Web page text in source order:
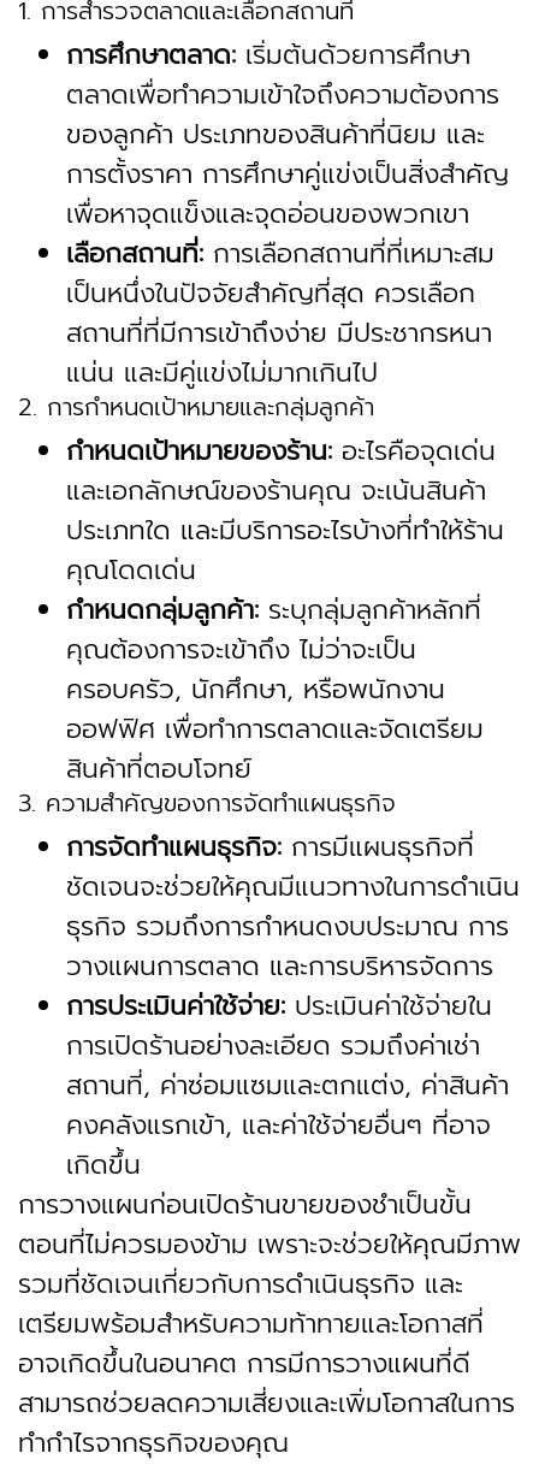
1. การสำรวจตลาดและเลือกสถานที่
การศึกษาตลาด: เริ่มต้นด้วยการศึกษา
ตลาดเพื่อทำความเข้าใจถึงความต้องการ
ของลูกค้า ประเภทของสินค้าที่นิยม และ
การตั้งราคา การศึกษาคู่แข่งเป็นสิ่งสำคัญ
เพื่อหาจุดแข็งและจุดอ่อนของพวกเขา
เลือกสถานที่: การเลือกสถานที่ที่เหมาะสม
เป็นหนึ่งในปัจจัยสำคัญที่สุด ควรเลือก
สถานที่ที่มีการเข้าถึงง่าย มีประชากรหนา
แน่น และมีคู่แข่งไม่มากเกินไป
2. การกำหนดเป้าหมายและกลุ่มลูกค้า
กำหนดเป้าหมายของร้าน: อะไรคือจุดเด่น
และเอกลักษณ์ของร้านคุณ จะเน้นสินค้า
ประเภทใด และมีบริการอะไรบ้างที่ทำให้ร้าน
คุณโดดเด่น
กำหนดกลุ่มลูกค้า: ระบุกลุ่มลูกค้าหลักที่
คุณต้องการจะเข้าถึง ไม่ว่าจะเป็น
ครอบครัว, นักศึกษา, หรือพนักงาน
ออฟฟิศ เพื่อทำการตลาดและจัดเตรียม
สินค้าที่ตอบโจทย์
3. ความสำคัญของการจัดทำแผนธุรกิจ
การจัดทำแผนธุรกิจ: การมีแผนธุรกิจที่
ชัดเจนจะช่วยให้คุณมีแนวทางในการดำเนิน
ธุรกิจ รวมถึงการกำหนดงบประมาณ การ
วางแผนการตลาด และการบริหารจัดการ
การประเมินค่าใช้จ่าย: ประเมินค่าใช้จ่ายใน
การเปิดร้านอย่างละเอียด รวมถึงค่าเช่า
สถานที่, ค่าซ่อมแซมและตกแต่ง, ค่าสินค้า
คงคลังแรกเข้า, และค่าใช้จ่ายอื่นๆ ที่อาจ
เกิดขึ้น
การวางแผนก่อนเปิดร้านขายของชำเป็นขั้น
ตอนที่ไม่ควรมองข้าม เพราะจะช่วยให้คุณมีภาพ
รวมที่ชัดเจนเกี่ยวกับการดำเนินธุรกิจ และ
เตรียมพร้อมสำหรับความท้าทายและโอกาสที่
อาจเกิดขึ้นในอนาคต การมีการวางแผนที่ดี
สามารถช่วยลดความเสี่ยงและเพิ่มโอกาสในการ
ทำกำไรจากธุรกิจของคุณ